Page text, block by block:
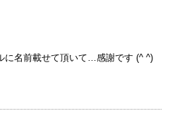
に名前載せて頂いて…感謝です (^ ^)